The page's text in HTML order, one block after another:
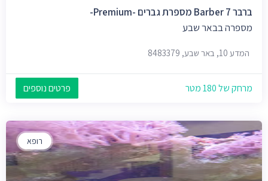
ברבר 7 Barber מספרת גברים -Premium-
מספרה בבאר שבע
המדע 10, באר שבע, 8483379
מרחק של 180 מטר פרטים נוספים
רופא